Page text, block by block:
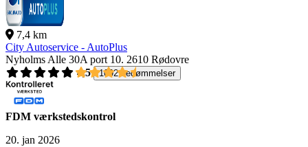
7,4 km
City Autoservice - AutoPlus
Nyholms Alle 30A port 10. 2610 Rødovre
4,5
1092 bedømmelser
FDM værkstedskontrol
20. jan 2026